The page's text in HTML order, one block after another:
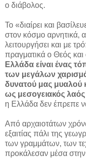
ο διάβολος.
Το «διαίρει και
στον κόσμο αρνητικά,
λειτουργήσει και με
πραγματικά ο Θεός και
Ελλάδα είναι ένας
των μεγάλων
δυνατού μας μυαλού
ως μεσογειακός
η Ελλάδα δεν έπρεπε
Από αρχαιοτάτων
εξαιτίας πάλι της
των γραμμάτων, των
προκάλεσαν μέσα